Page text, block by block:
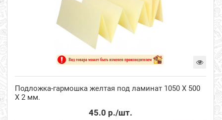
Подложка-гармошка желтая под ламинат 1050 Х 500
Х 2 мм.
45.0 р./шт.